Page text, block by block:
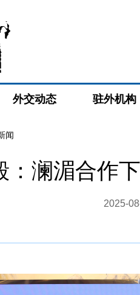
外交动态 驻外机构
闻
：澜湄合作
2025-